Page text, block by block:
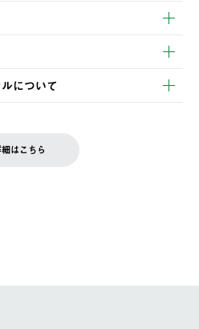
いいただけます。
以内に商品を発送いたします。
で、木曜日以降のご注文は週明け
。
は、お客様ご負担とさせていただ
き、ご希望商品を再注文してくだ
について
会員マイページ内 購入履歴画面に
はこちら